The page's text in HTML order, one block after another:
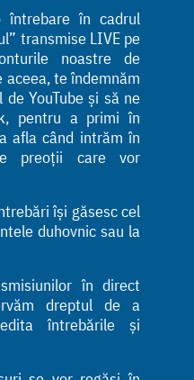
întrebare în cadrul
transmise LIVE pe
noastre de
aceea, te îndemnăm
YouTube și să ne
pentru a primi în
afla când intrăm în
preoții care vor
își găsesc cel
duhovnic sau la
în direct
dreptul de a
întrebările și